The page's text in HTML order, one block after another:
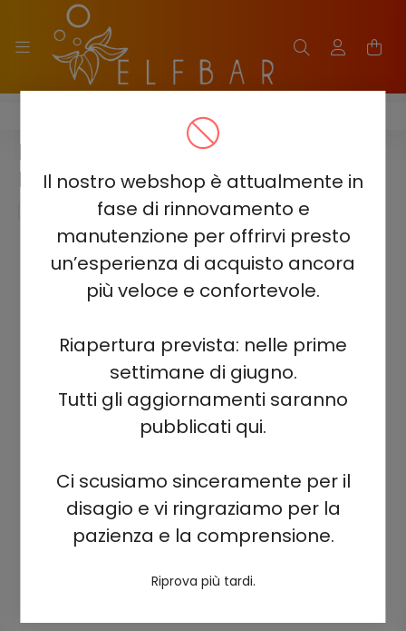
Il nostro webshop è attualmente in
fase di rinnovamento e
manutenzione per offrirvi presto
un’esperienza di acquisto ancora
più veloce e confortevole.
Riapertura prevista: nelle prime
settimane di giugno.
Tutti gli aggiornamenti saranno
pubblicati qui.
Ci scusiamo sinceramente per il
disagio e vi ringraziamo per la
pazienza e la comprensione.
Riprova più tardi.
ELF BAR BC40000 PRO
ELF BAR BC40000 PRO - JUICE
PEACH 5% - RECHARGEABLE